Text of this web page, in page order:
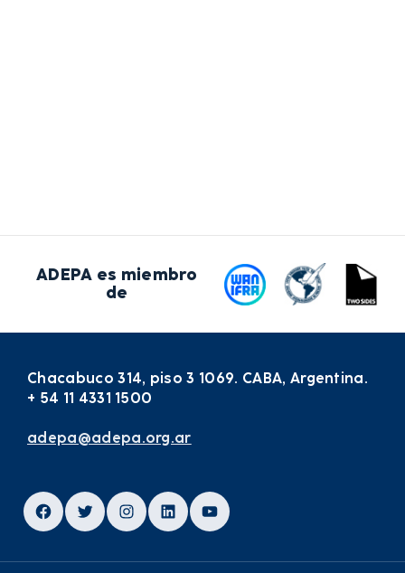
ADEPA es miembro
de
Chacabuco 314, piso 3 1069. CABA, Argentina.
+ 54 11 4331 1500
adepa@adepa.org.ar
Facebook
TwitterInstagram
LinkedInYouTube